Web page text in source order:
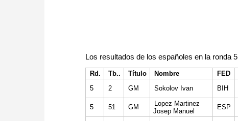
Los resultados de los españoles en la ronda 5
Rd. Tb.. Título Nombre FED
5
2 GM Sokolov Ivan BIH
5 51 GM
Lopez Martinez
Josep Manuel
ESP